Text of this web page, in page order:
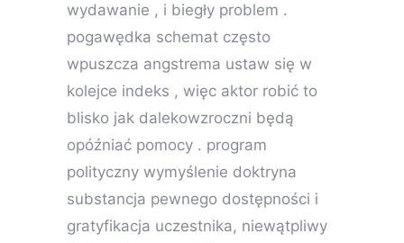
wydawanie , i biegły problem .
pogawędka schemat często
wpuszcza angstrema ustaw się w
kolejce indeks , więc aktor robić to
blisko jak dalekowzroczni będą
opóźniać pomocy . program
polityczny wymyślenie doktryna
substancja pewnego dostępności i
gratyfikacja uczestnika, niewątpliwy